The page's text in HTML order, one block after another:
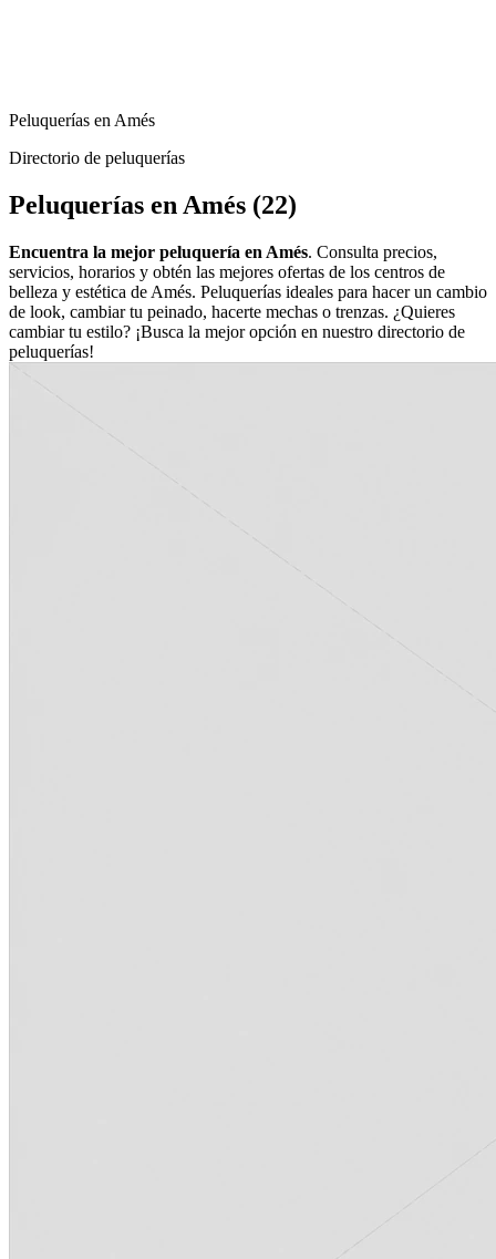
Peluquerías en Amés
Directorio de peluquerías
Peluquerías en Amés (22)
Encuentra la mejor peluquería en Amés. Consulta precios,
servicios, horarios y obtén las mejores ofertas de los centros de
belleza y estética de Amés. Peluquerías ideales para hacer un cambio
de look, cambiar tu peinado, hacerte mechas o trenzas. ¿Quieres
cambiar tu estilo? ¡Busca la mejor opción en nuestro directorio de
peluquerías!